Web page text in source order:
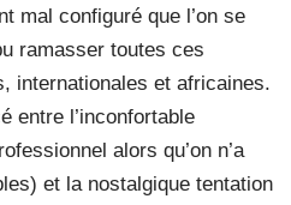
mal configuré que l’on se
ramasser toutes ces
internationales et africaines.
entre l’inconfortable
alors qu’on n’a
et la nostalgique tentation